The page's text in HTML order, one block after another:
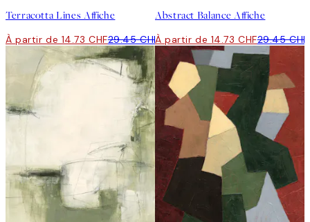
Terracotta Lines Affiche
À partir de 14.73 CHF29.45 CHF
Abstract Balance Affiche
À partir de 14.73 CHF29.45 CHF